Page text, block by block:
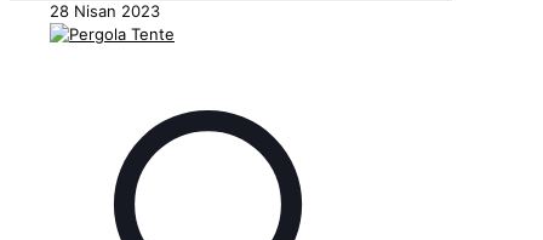
28 Nisan 2023